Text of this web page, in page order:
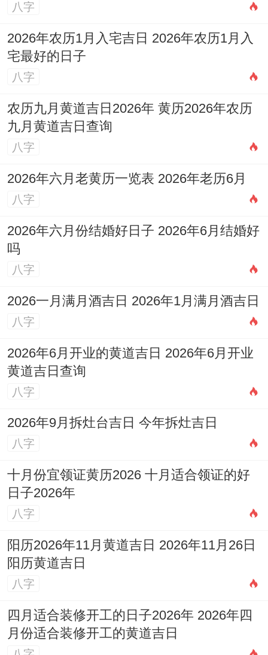
八字
2026年农历1月入宅吉日 2026年农历1月入
宅最好的日子
八字
农历九月黄道吉日2026年 黄历2026年农历
九月黄道吉日查询
八字
2026年六月老黄历一览表 2026年老历6月
八字
2026年六月份结婚好日子 2026年6月结婚好
吗
八字
2026一月满月酒吉日 2026年1月满月酒吉日
八字
2026年6月开业的黄道吉日 2026年6月开业
黄道吉日查询
八字
2026年9月拆灶台吉日 今年拆灶吉日
八字
十月份宜领证黄历2026 十月适合领证的好
日子2026年
八字
阳历2026年11月黄道吉日 2026年11月26日
阳历黄道吉日
八字
四月适合装修开工的日子2026年 2026年四
月份适合装修开工的黄道吉日